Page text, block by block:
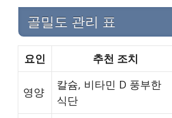
골밀도 관리 표
요인 추천 조치
영양
칼슘, 비타민 D 풍부한
식단